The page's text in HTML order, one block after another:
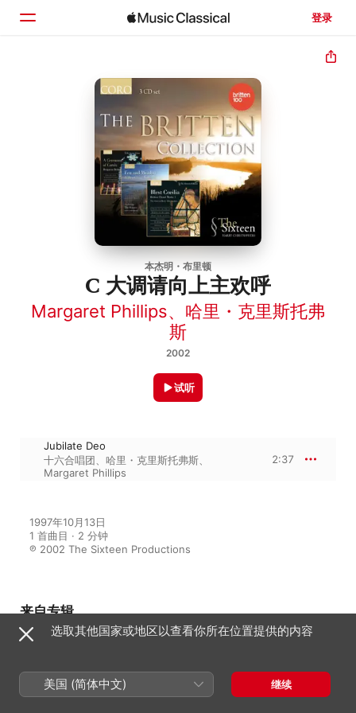
登录
本杰明・布里顿
C 大调请向上主欢呼
Margaret Phillips、 哈里・克里斯托弗
斯
2002
试听
Jubilate Deo
十六合唱团
哈里・克里斯托弗斯
Margaret Phillips
2:37
1997年10月13日
1 首曲目 · 2 分钟
℗ 2002 The Sixteen Productions
来自专辑
The Britten Collection
十六合唱团 哈里・克里斯托弗斯
选取其他国家或地区以查看你所在位置提供的内容
美国 (简体中文) 继续